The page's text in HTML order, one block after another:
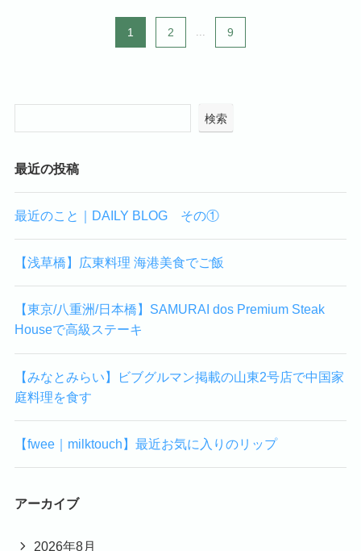
1 2 9
検索
最近の投稿
最近のこと｜DAILY BLOG その①
【浅草橋】広東料理 海港美食でご飯
【東京/八重洲/日本橋】SAMURAI dos Premium Steak
Houseで高級ステーキ
【みなとみらい】ビブグルマン掲載の山東2号店で中国家
庭料理を食す
【fwee｜milktouch】最近お気に入りのリップ
アーカイブ
2026年8月